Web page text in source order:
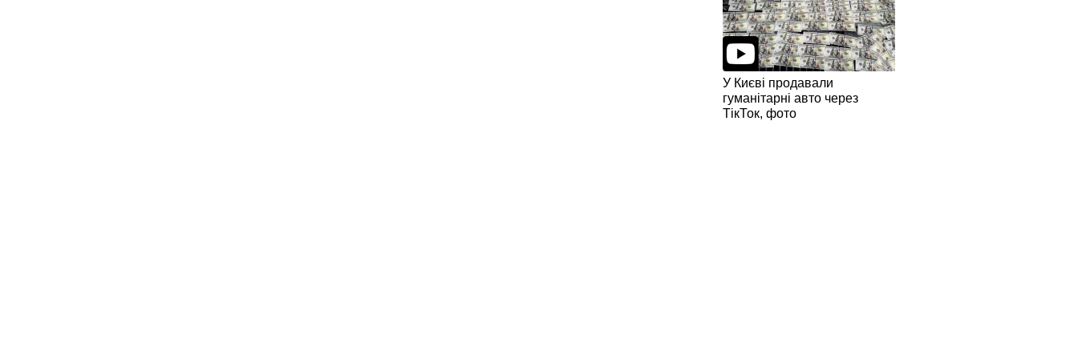
У Києві продавали
гуманітарні авто через
ТікТок, фото